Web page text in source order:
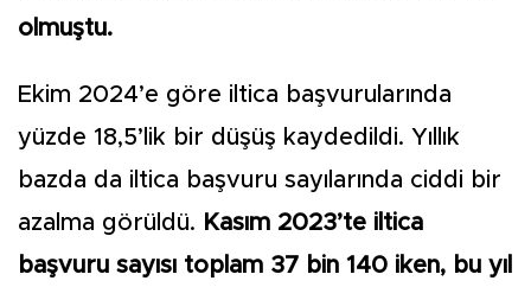
olmuştu.
Ekim 2024’e göre iltica başvurularında
yüzde 18,5’lik bir düşüş kaydedildi. Yıllık
bazda da iltica başvuru sayılarında ciddi bir
azalma görüldü. Kasım 2023’te iltica
başvuru sayısı toplam 37 bin 140 iken, bu yıl